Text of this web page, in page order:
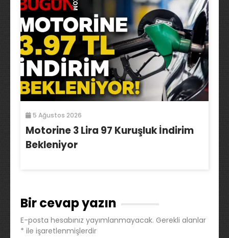
5 Ağustos 2026
Motorine 3 Lira 97 Kuruşluk İndirim
Bekleniyor
Bir cevap yazın
E-posta hesabınız yayımlanmayacak. Gerekli alanlar
* ile işaretlenmişlerdir